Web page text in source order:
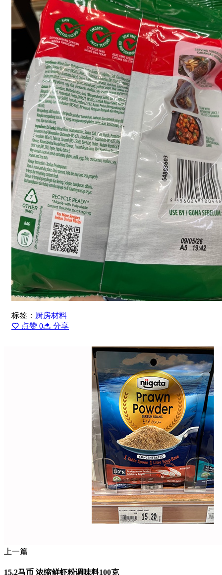
标签： 厨房材料
点赞 0 分享
上一篇
15.2马币 浓缩鲜虾粉调味料100克